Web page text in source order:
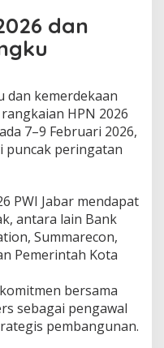
dan
dan kemerdekaan
HPN 2026
7–9 Februari 2026,
puncak peringatan
PWI Jabar mendapat
antara lain Bank
Summarecon,
Pemerintah Kota
bersama
sebagai pengawal
pembangunan.